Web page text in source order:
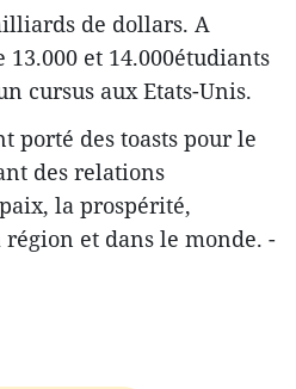
de dollars. A
et 14.000étudiants
cursus aux Etats-Unis.
porté des toasts pour le
des relations
la prospérité,
et dans le monde. -